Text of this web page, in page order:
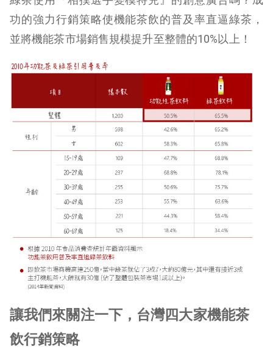
功的強力行銷策略使機能茶飲的普及率直逼綠茶，
並將機能茶市場銷售規模提升至整體的10%以上！
讓我們來關注一下，台灣四大家機能茶
飲行銷策略